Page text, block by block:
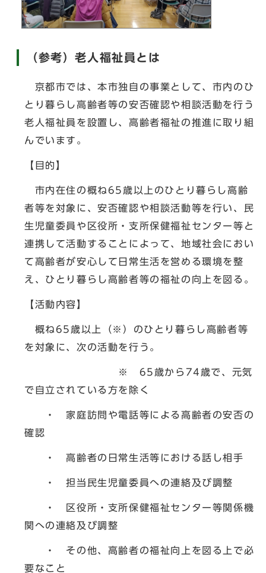
（参考）老人福祉員とは
京都市では、本市独自の事業として、市内のひ
とり暮らし高齢者等の安否確認や相談活動を行う
老人福祉員を設置し、高齢者福祉の推進に取り組
んでいます。
【目的】
市内在住の概ね65歳以上のひとり暮らし高齢
者等を対象に、安否確認や相談活動等を行い、民
生児童委員や区役所・支所保健福祉センター等と
連携して活動することによって、地域社会におい
て高齢者が安心して日常生活を営める環境を整
え、ひとり暮らし高齢者等の福祉の向上を図る。
【活動内容】
概ね65歳以上（※）のひとり暮らし高齢者等
を対象に、次の活動を行う。
※ 65歳から74歳で、元気
で自立されている方を除く
・ 家庭訪問や電話等による高齢者の安否の
確認
・ 高齢者の日常生活等における話し相手
・ 担当民生児童委員への連絡及び調整
・ 区役所・支所保健福祉センター等関係機
関への連絡及び調整
・ その他、高齢者の福祉向上を図る上で必
要なこと